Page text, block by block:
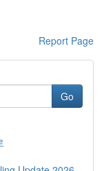
Report Page
Go